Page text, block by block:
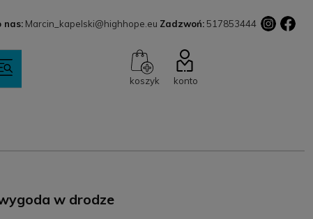
nas: Marcin_kapelski@highhope.eu Zadzwoń: 517853444
koszyk konto
w drodze